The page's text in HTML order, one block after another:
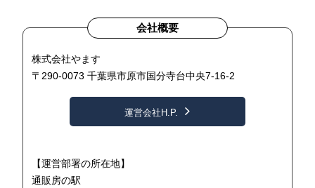
会社概要
株式会社やます
〒290-0073 千葉県市原市国分寺台中央7-16-2
運営会社H.P.
【運営部署の所在地】
通販房の駅